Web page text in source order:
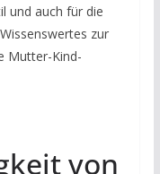
und auch für die
zur
Mutter-Kind-
von